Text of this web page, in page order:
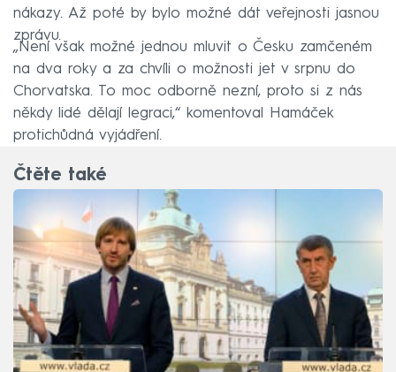
nákazy. Až poté by bylo možné dát veřejnosti jasnou
zprávu.
„Není však možné jednou mluvit o Česku zamčeném
na dva roky a za chvíli o možnosti jet v srpnu do
Chorvatska. To moc odborně nezní, proto si z nás
někdy lidé dělají legraci,“ komentoval Hamáček
protichůdná vyjádření.
Čtěte také